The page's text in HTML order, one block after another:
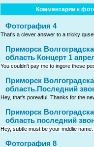
Комментарии к
Фотография 4
That's a clever answer to a tricky
Приморск
область Концерт 1
You couldn't pay me to ingore these
Приморск
область.Последний
Hey, that's porewful. Thanks for the
Приморск
область последний
Hey, subtle must be your mddlie
Фотография 8